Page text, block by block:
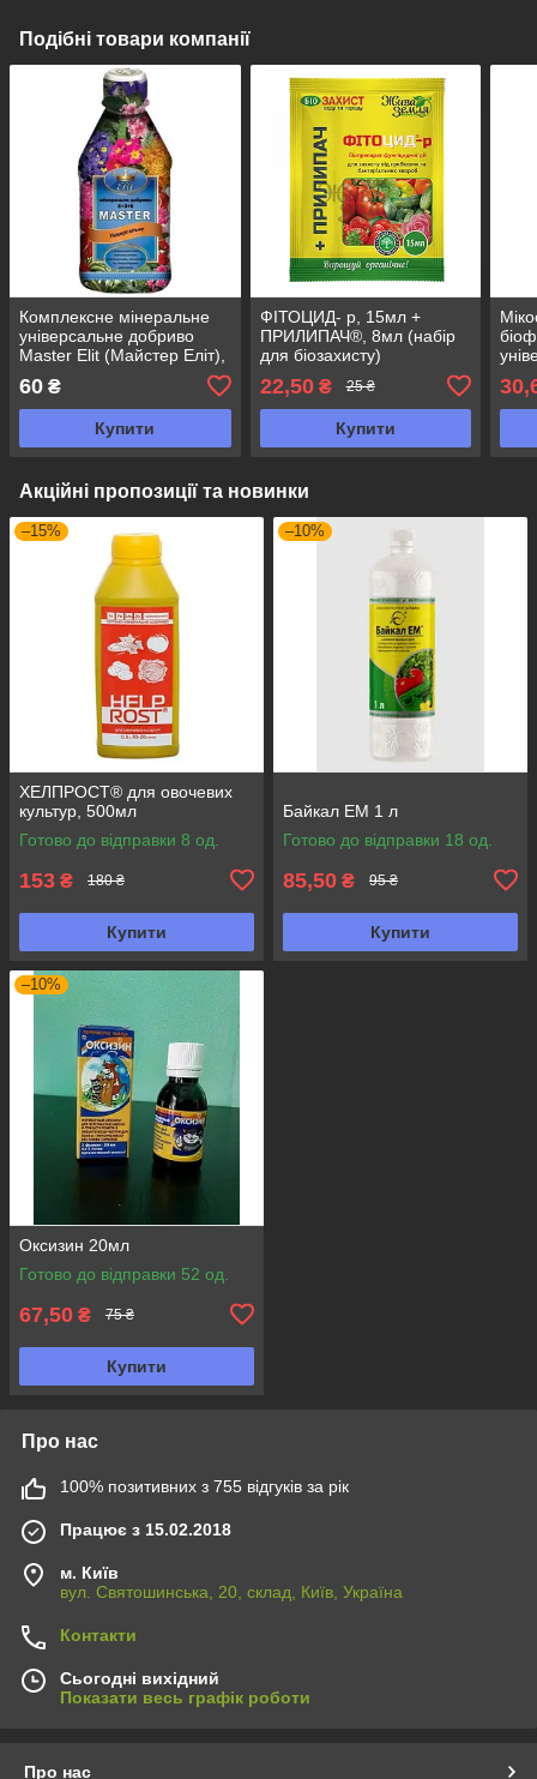
Подібні товари компанії
Комплексне мінеральне
універсальне добриво
Master Elit (Майстер Еліт),
60 ₴
Купити
ФІТОЦИД- р, 15мл +
ПРИЛИПАЧ®, 8мл (набір
для біозахисту)
22,50₴ 25 ₴
Купити
Акційні пропозиції та новинки
–15%
ХЕЛПРОСТ® для овочевих
культур, 500мл
Готово до відправки 8 од.
153 ₴ 180 ₴
Купити
–10%
Байкал ЕМ 1 л
Готово до відправки 18 од.
85,50 ₴ 95 ₴
Купити
–10%
Оксизин 20мл
Готово до відправки 52 од.
67,50 ₴ 75 ₴
Купити
Про нас
100% позитивних з 755 відгуків за рік
Працює з 15.02.2018
м. Київ
вул. Святошинська, 20, склад, Київ, Україна
Контакти
Сьогодні вихідний
Показати весь графік роботи
Про нас